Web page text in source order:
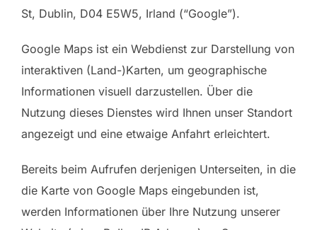
St, Dublin, D04 E5W5, Irland (“Google”).
Google Maps ist ein Webdienst zur Darstellung von
interaktiven (Land-)Karten, um geographische
Informationen visuell darzustellen. Über die
Nutzung dieses Dienstes wird Ihnen unser Standort
angezeigt und eine etwaige Anfahrt erleichtert.
Bereits beim Aufrufen derjenigen Unterseiten, in die
die Karte von Google Maps eingebunden ist,
werden Informationen über Ihre Nutzung unserer